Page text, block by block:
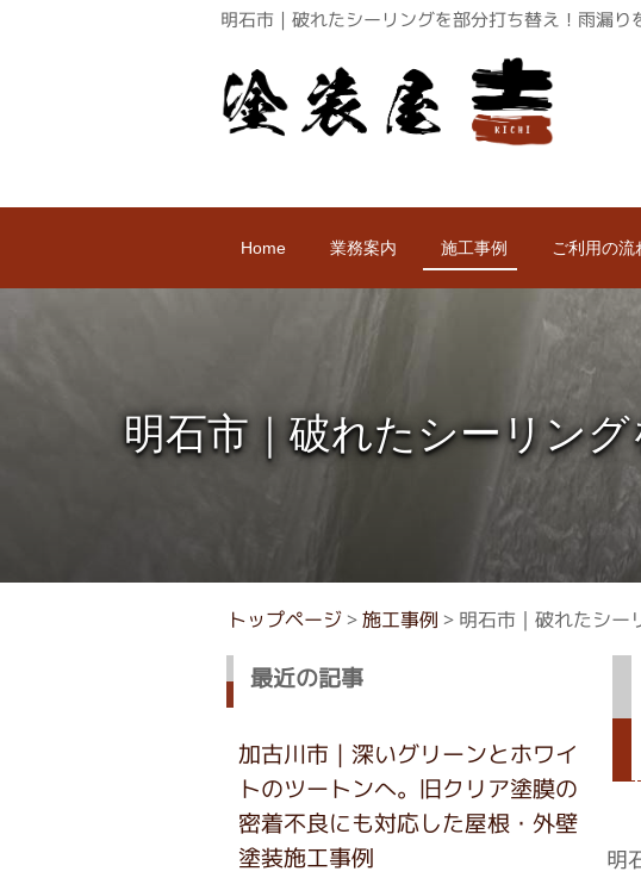
明石市｜破れたシーリングを部分打ち替え！雨漏
Home 業務案内 施工事例 ご利用の流
明石市｜破れたシーリン
トップページ> 施工事例 > 明石市｜破れたシー
明
最近の記事
加古川市｜深いグリーンとホワイ
トのツートンへ。旧クリア塗膜の
密着不良にも対応した屋根・外壁
塗装施工事例